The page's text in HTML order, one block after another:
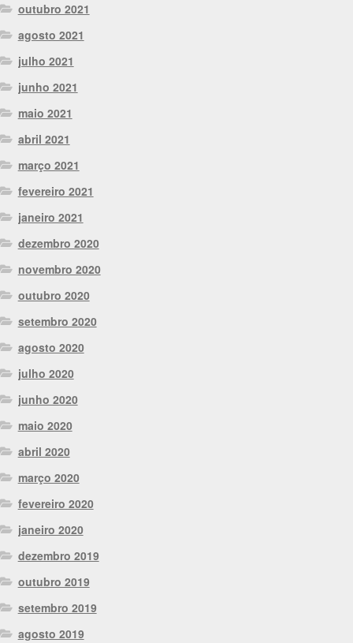
outubro 2021
agosto 2021
julho 2021
junho 2021
maio 2021
abril 2021
março 2021
fevereiro 2021
janeiro 2021
dezembro 2020
novembro 2020
outubro 2020
setembro 2020
agosto 2020
julho 2020
junho 2020
maio 2020
abril 2020
março 2020
fevereiro 2020
janeiro 2020
dezembro 2019
outubro 2019
setembro 2019
agosto 2019